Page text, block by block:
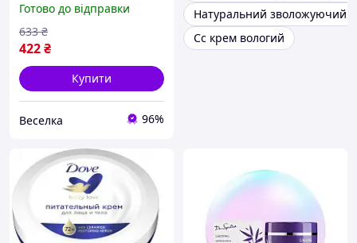
типів шкіри легкий, не
залишає жирного сліду.
FLAME
Готово до відправки
422₴
633 ₴
Купити
Веселка 96%
Натуральний зволожуючий
Сс крем вологий